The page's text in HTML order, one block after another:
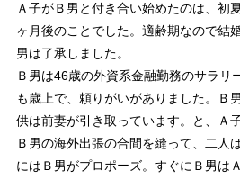
Ａ子がＢ男と付き合い始めたのは、初
ヶ月後のことでした。適齢期なので結
男は了承しました。
Ｂ男は46歳の外資系金融勤務のサラリ
も歳上で、頼りがいがありました。Ｂ
供は前妻が引き取っています。と、Ａ
Ｂ男の海外出張の合間を縫って、二人
にはＢ男がプロポーズ。すぐにＢ男は